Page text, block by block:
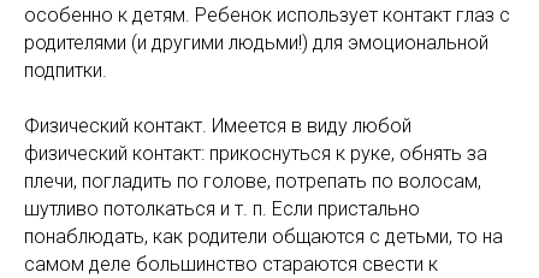
особенно к детям. Ребенок использует контакт глаз с
родителями (и другими людьми!) для эмоциональной
подпитки.
Физический контакт. Имеется в виду любой
физический контакт: прикоснуться к руке, обнять за
плечи, погладить по голове, потрепать по волосам,
шутливо потолкаться и т. п. Если пристально
понаблюдать, как родители общаются с детьми, то на
самом деле большинство стараются свести к